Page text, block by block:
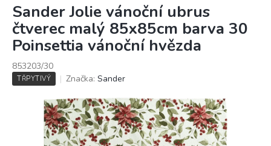
Sander Jolie vánoční ubrus
čtverec malý 85x85cm barva 30
Poinsettia vánoční hvězda
853203/30
TŘPYTIVÝ Značka: Sander